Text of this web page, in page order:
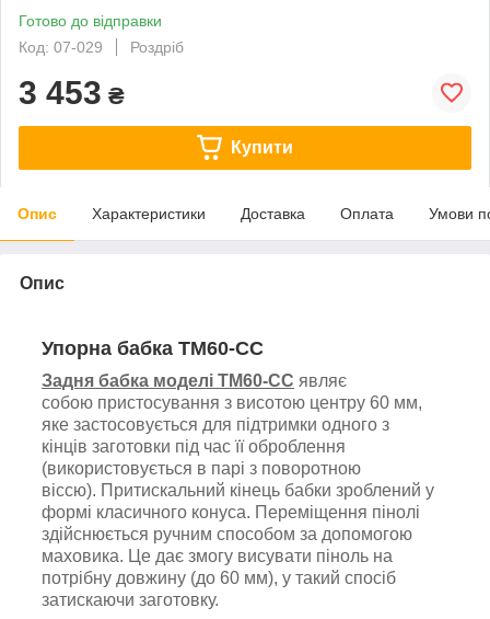
Готово до відправки
Код: 07-029
Роздріб
3 453 ₴
Купити
Опис Характеристики Доставка Оплата Умови
Опис
Упорна бабка TM60-CC
Задня бабка моделі TM60-CC являє
собою пристосування з висотою центру 60 мм,
яке застосовується для підтримки одного з
кінців заготовки під час її оброблення
(використовується в парі з поворотною
віссю). Притискальний кінець бабки зроблений у
формі класичного конуса. Переміщення пінолі
здійснюється ручним способом за допомогою
маховика. Це дає змогу висувати піноль на
потрібну довжину (до 60 мм), у такий спосіб
затискаючи заготовку.